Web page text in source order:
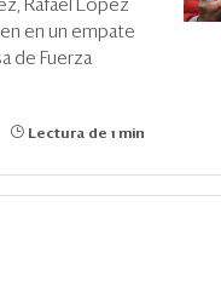
Rafael López
en un empate
de Fuerza
Lectura de 1 min